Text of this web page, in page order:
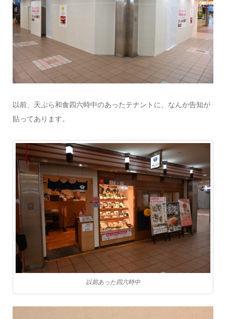
以前、天ぷら和食四六時中のあったテナントに、なんか告知が
貼ってあります。
以前あった四六時中